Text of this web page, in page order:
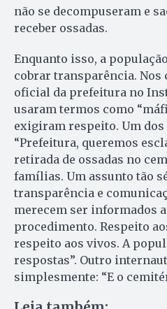
não se decompuseram e
receber ossadas.
Enquanto isso, a
cobrar transparência. Nos
oficial da prefeitura no
usaram termos como
exigiram respeito. Um dos
“Prefeitura, queremos
retirada de ossadas no
famílias. Um assunto tão
transparência e
merecem ser informados
procedimento. Respeito
respeito aos vivos. A
respostas”. Outro
simplesmente: “E o